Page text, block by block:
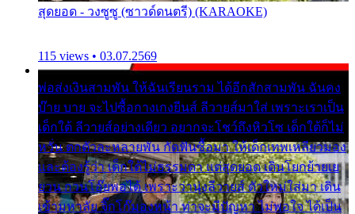
สุดยอด - วงซูซู (ซาวด์ดนตรี) (KARAOKE)
115 views • 03.07.2569
พ่อส่งเงินสามพัน ให้ฉันเรียนราม ได้อีกสักสามพัน ฉันคง
บ๊าย บาย จะไปซื้อกางเกงยีนส์ ลีวายส์มาใส่ เพราะเราเป็น
เด็กใต้ ลีวายส์อย่างเดียว อยากจะโชว์ถึงหิวโซ เด็กใต้ก็ไม่
หวั่น ตกตัวละหลายพัน กัดฟันซื้อมา ให้เด็กเทพเหลียวมอง
และต้องรู้ว่า เด็กใต้ไม่ธรรมดา แต่สุดยอด เดินโยกย้ายเย
ยวน กวนโอ๊ยพอได้ เพราะว่านุ่งลีวายส์ ตัวใหม่ใส่มา เดิน
เข้ามหาลัย จิ๊กโก๊มองหน้า ท่าจะมีปัญหา ไม่พอใจ ได้เป็น